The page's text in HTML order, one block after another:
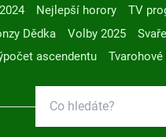
Nejlepší horory TV
Dědka Volby 2025
ascendentu